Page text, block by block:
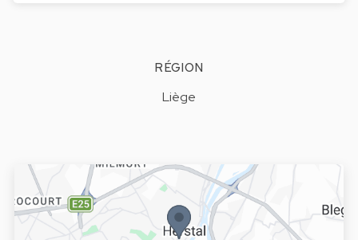
RÉGION
Liège